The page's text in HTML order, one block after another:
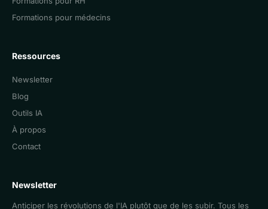
Formations pour médecins
Ressources
Newsletter
Blog
Outils IA
À propos
Contact
Newsletter
Anticiper les révolutions de l'IA plutôt que de les subir. Tous les